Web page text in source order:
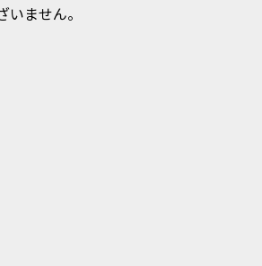
ません。